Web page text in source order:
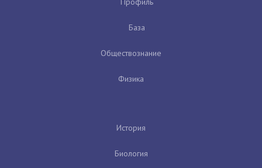
База
Обществознание
Физика
История
Биология